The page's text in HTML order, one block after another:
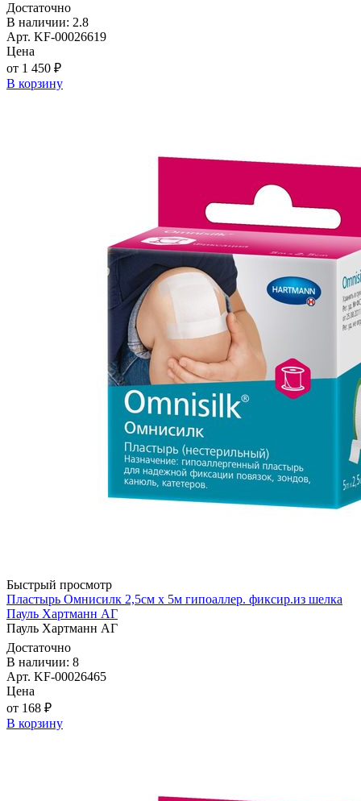
Достаточно
В наличии: 2.8
Арт. KF-00026619
Цена
от 1 450 ₽
В корзину
Быстрый просмотр
Пластырь Омнисилк 2,5см х 5м гипоаллер. фиксир.из шелка
Пауль Хартманн AГ
Пауль Хартманн AГ
Достаточно
В наличии: 8
Арт. KF-00026465
Цена
от 168 ₽
В корзину